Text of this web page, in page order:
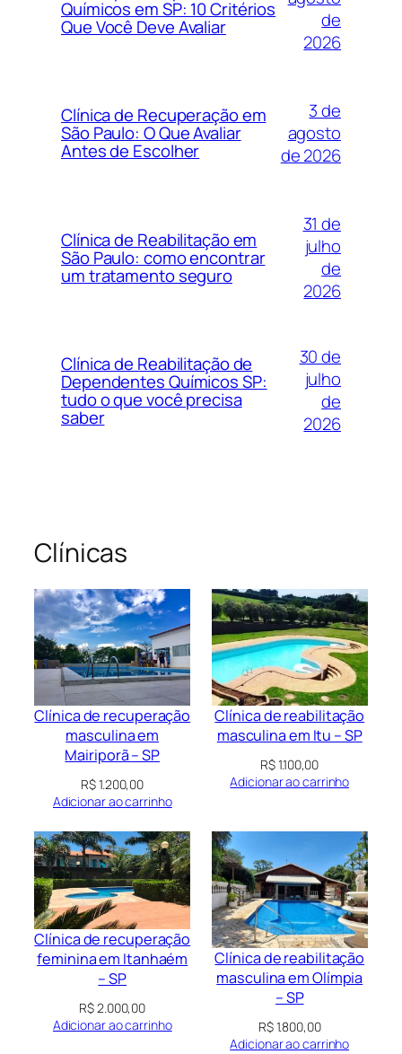
Químicos em SP: 10 Critérios
Que Você Deve Avaliar
de
2026
Clínica de Recuperação em
São Paulo: O Que Avaliar
Antes de Escolher
3 de
agosto
de 2026
Clínica de Reabilitação em
São Paulo: como encontrar
um tratamento seguro
31 de
julho
de
2026
Clínica de Reabilitação de
Dependentes Químicos SP:
tudo o que você precisa
saber
30 de
julho
de
2026
Clínicas
Clínica de recuperação
masculina em
Mairiporã – SP
R$1.200,00
Adicionar ao carrinho
Clínica de reabilitação
masculina em Itu – SP
R$1.100,00
Adicionar ao carrinho
Clínica de recuperação
feminina em Itanhaém
– SP
R$2.000,00
Adicionar ao carrinho
Clínica de reabilitação
masculina em Olímpia
– SP
R$1.800,00
Adicionar ao carrinho